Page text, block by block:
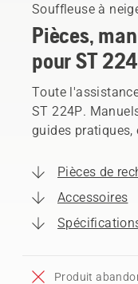
Souffleuse à
Pièces,
pour ST
Toute
ST 224P.
guides pratiques,
Pièces de
Accessoires
Produit